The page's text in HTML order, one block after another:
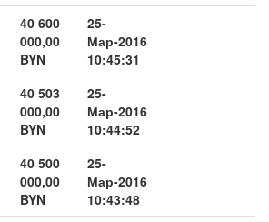
40 600
000,00
BYN
25-
Мар-2016
10:45:31
40 503
000,00
BYN
25-
Мар-2016
10:44:52
40 500
000,00
BYN
25-
Мар-2016
10:43:48